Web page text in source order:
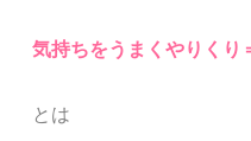
気持ちをうまくやりくり
とは